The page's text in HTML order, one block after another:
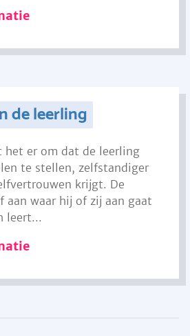
de leerling
het er om dat de leerling
te stellen, zelfstandiger
krijgt. De
aan waar hij of zij aan gaat
leert...